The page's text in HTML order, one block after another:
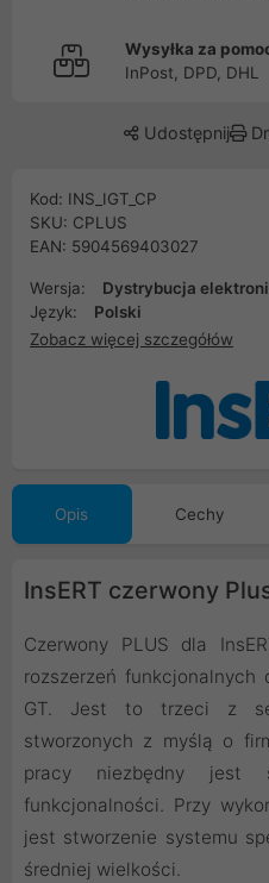
Wysyłka za
InPost, DPD, DHL
Udostępnij
Kod: INS_IGT_CP
SKU: CPLUS
EAN: 5904569403027
Wersja:
Dystrybucja
Język:
Polski
Zobacz więcej szczegółów
Opis Cechy
InsERT czerwony
Czerwony PLUS dla
rozszerzeń
GT. Jest to trzeci z
stworzonych z myślą o
pracy niezbędny jest
funkcjonalności. Przy
jest stworzenie systemu
średniej wielkości.